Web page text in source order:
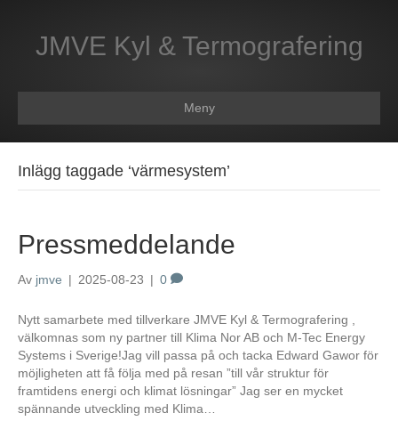
JMVE Kyl & Termografering
Meny
Inlägg taggade ‘värmesystem’
Pressmeddelande
Av jmve | 2025-08-23 | 0
Nytt samarbete med tillverkare JMVE Kyl & Termografering ,
välkomnas som ny partner till Klima Nor AB och M-Tec Energy
Systems i Sverige!Jag vill passa på och tacka Edward Gawor för
möjligheten att få följa med på resan ”till vår struktur för
framtidens energi och klimat lösningar” Jag ser en mycket
spännande utveckling med Klima…